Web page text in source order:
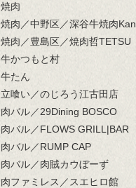
焼肉
焼肉／中野区／深谷牛焼肉Kan
焼肉／豊島区／焼肉哲TETSU
牛かつもと村
牛たん
立喰い／のじろう江古田店
肉バル／29Dining BOSCO
肉バル／FLOWS GRILL|BAR
肉バル／RUMP CAP
肉バル／肉賊カウぼーず
肉ファミレス／スエヒロ館